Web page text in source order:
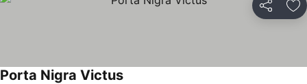
Teilen
Porta Nigra Victus